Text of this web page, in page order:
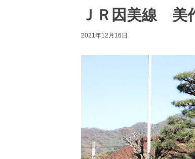
ＪＲ因美線 美
2021年12月16日